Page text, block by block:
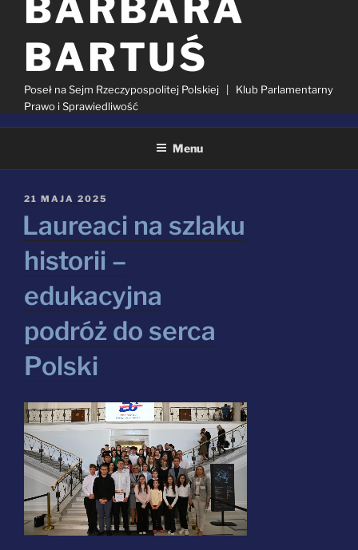
BARBARA
BARTUŚ
Poseł na Sejm Rzeczypospolitej Polskiej | Klub Parlamentarny
Prawo i Sprawiedliwość
Menu
AKTUALNOŚCI
OPUBLIKOWANE
21 MAJA 2025
Laureaci na szlaku
historii –
edukacyjna
podróż do serca
Polski